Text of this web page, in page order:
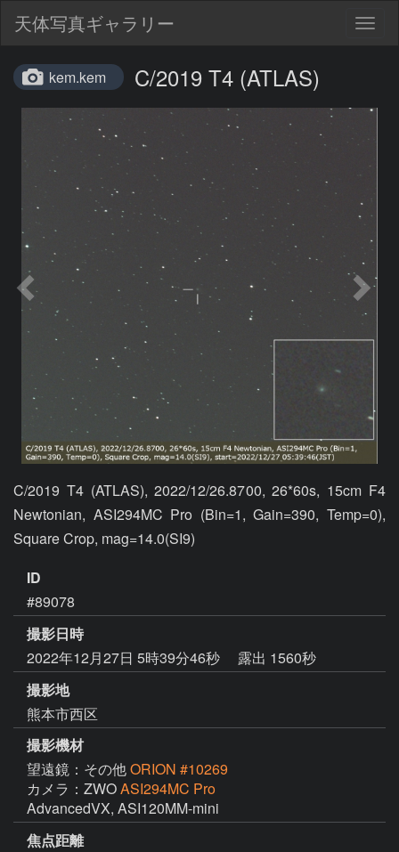
天体写真ギャラリー
kem.kem C/2019 T4 (ATLAS)
C/2019 T4 (ATLAS), 2022/12/26.8700, 26*60s, 15cm F4
Newtonian, ASI294MC Pro (Bin=1, Gain=390, Temp=0),
Square Crop, mag=14.0(SI9)
ID
#89078
撮影日時
2022年12月27日 5時39分46秒
露出 1560秒
撮影地
熊本市西区
撮影機材
望遠鏡：その他ORION #10269
カメラ：ZWOASI294MC Pro
AdvancedVX, ASI120MM-mini
焦点距離